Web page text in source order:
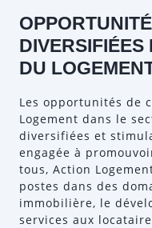
DU
Les opportunités de
Logement dans le
diversifiées et
engagée à
tous, Action
postes dans des
immobilière, le
services aux